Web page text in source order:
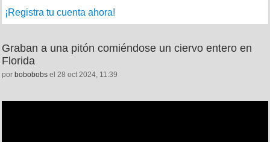
¡Registra tu cuenta ahora!
Graban a una pitón comiéndose un ciervo entero en
Florida
por bobobobs el 28 oct 2024, 11:39